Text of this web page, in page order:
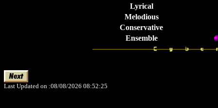
Lyrical
Melodious
Conservative
Ensemble
Last Updated on :08/08/2026 08:52:25